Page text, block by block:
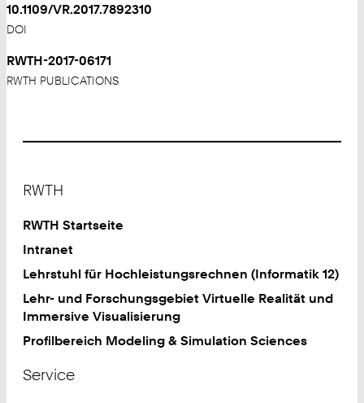
10.1109/VR.2017.7892310
DOI
RWTH-2017-06171
RWTH PUBLICATIONS
RWTH
RWTH Startseite
Intranet
Lehrstuhl für Hochleistungsrechnen (Informatik 12)
Lehr- und Forschungsgebiet Virtuelle Realität und
Immersive Visualisierung
Profilbereich Modeling & Simulation Sciences
Service